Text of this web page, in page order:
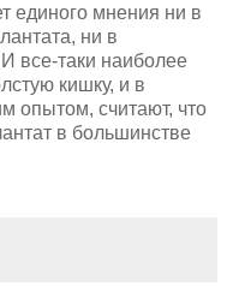
единого мнения ни в
ни в
все-таки наиболее
кишку, и в
опытом, считают, что
в большинстве